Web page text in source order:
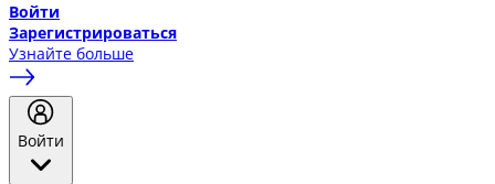
Войти
Зарегистрироваться
Узнайте больше
Войти